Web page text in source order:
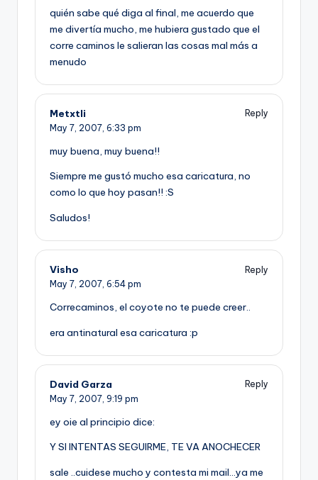
quién sabe qué diga al final, me acuerdo que
me divertí­a mucho, me hubiera gustado que el
corre caminos le salieran las cosas mal más a
menudo
Metxtli
Reply
May 7, 2007, 6:33 pm
muy buena, muy buena!!
Siempre me gustó mucho esa caricatura, no
como lo que hoy pasan!! :S
Saludos!
Visho
Reply
May 7, 2007, 6:54 pm
Correcaminos, el coyote no te puede creer..
era antinatural esa caricatura :p
David Garza
Reply
May 7, 2007, 9:19 pm
ey oie al principio dice:
Y SI INTENTAS SEGUIRME, TE VA ANOCHECER
sale ..cuidese mucho y contesta mi mail…ya me